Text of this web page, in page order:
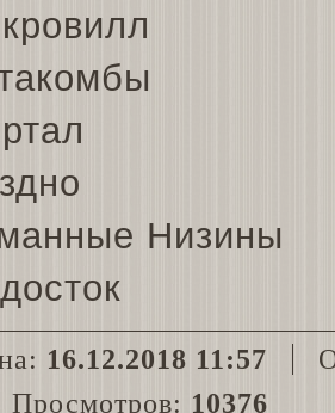
Низины
16.12.2018 11:57
Просмотров: 10376